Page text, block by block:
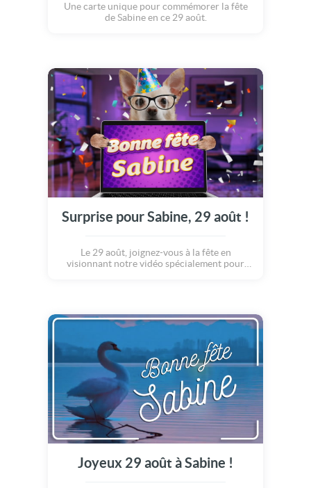
Une carte unique pour commémorer la fête
de Sabine en ce 29 août.
Surprise pour Sabine, 29 août !
Le 29 août, joignez-vous à la fête en
visionnant notre vidéo spécialement pour
Joyeux 29 août à Sabine !